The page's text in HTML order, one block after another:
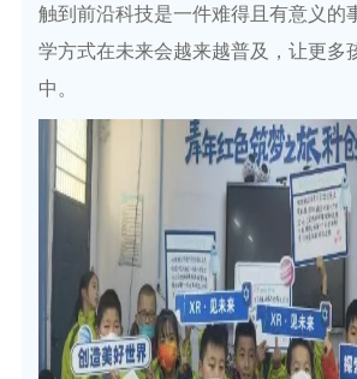
触到前沿科技是一件难得且有意义的
学方式在未来会越来越普及，让更多
中。